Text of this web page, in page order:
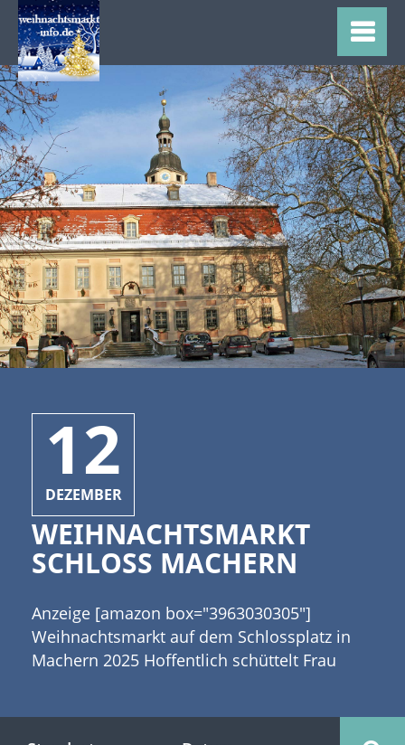
12
DEZEMBER
WEIHNACHTSMARKT
SCHLOSS MACHERN
Anzeige [amazon box="3963030305"]
Weihnachtsmarkt auf dem Schlossplatz in
Machern 2025 Hoffentlich schüttelt Frau